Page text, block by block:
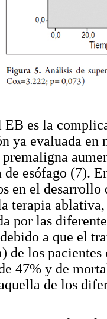
EB es la
ya evaluada en
esófago (7).
en el
terapia
por las
a que el
de los
47% y de
de los